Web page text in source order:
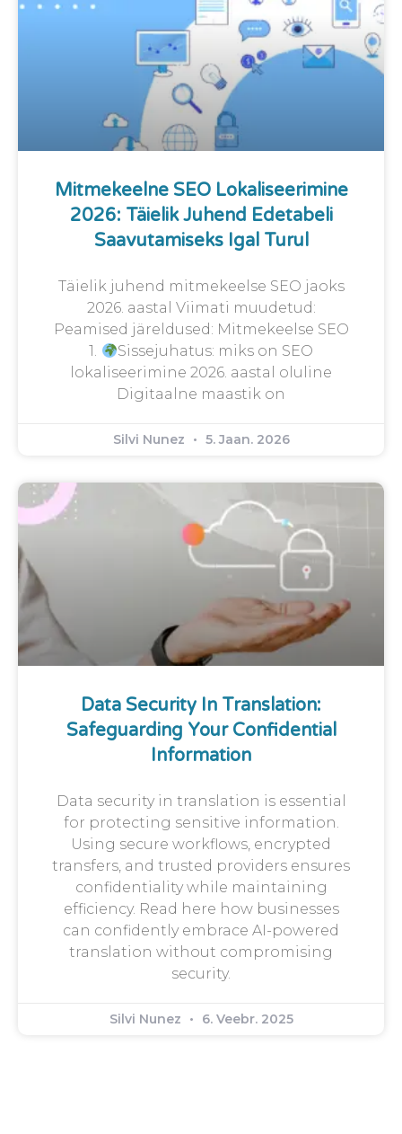
Mitmekeelne SEO Lokaliseerimine
2026: Täielik Juhend Edetabeli
Saavutamiseks Igal Turul
Täielik juhend mitmekeelse SEO jaoks
2026. aastal Viimati muudetud:
Peamised järeldused: Mitmekeelse SEO
1.
Sissejuhatus: miks on SEO
lokaliseerimine 2026. aastal oluline
Digitaalne maastik on
Silvi Nunez 5. Jaan. 2026
Data Security In Translation:
Safeguarding Your Confidential
Information
Data security in translation is essential
for protecting sensitive information.
Using secure workflows, encrypted
transfers, and trusted providers ensures
confidentiality while maintaining
efficiency. Read here how businesses
can confidently embrace AI-powered
translation without compromising
security.
Silvi Nunez 6. Veebr. 2025